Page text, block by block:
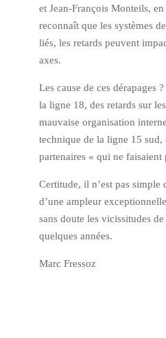
et Jean-François Monteils,
reconnaît que les systèmes
liés, les retards peuvent
axes.
Les cause de ces dérapages
la ligne 18, des retards sur
mauvaise organisation
technique de la ligne 15 sud,
partenaires « qui ne
Certitude, il n’est pas
d’une ampleur
sans doute les vicissitudes
quelques années.
Marc Fressoz